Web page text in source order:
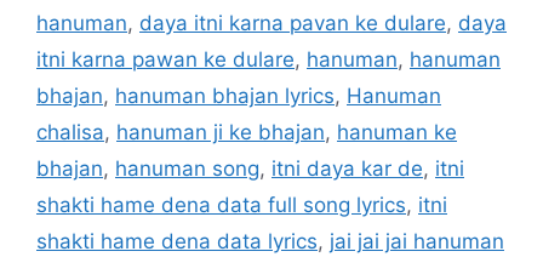
hanuman, daya itni karna pavan ke dulare, daya
itni karna pawan ke dulare, hanuman, hanuman
bhajan, hanuman bhajan lyrics, Hanuman
chalisa, hanuman ji ke bhajan, hanuman ke
bhajan, hanuman song, itni daya kar de, itni
shakti hame dena data full song lyrics, itni
shakti hame dena data lyrics, jai jai jai hanuman